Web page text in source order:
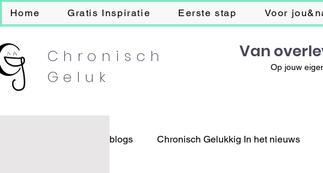
Home Gratis Inspiratie Eerste stap Voor
Op jouw
Chronisch
Geluk
Van
blogs Chronisch Gelukkig In het nieuws